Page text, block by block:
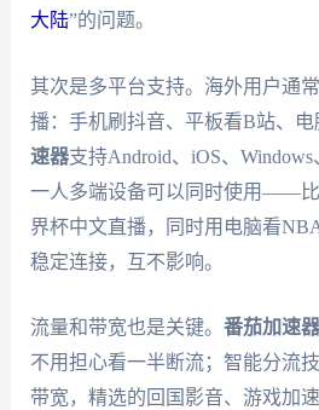
大陆”的问题。
其次是多平台支持。海外用户通
播：手机刷抖音、平板看B站、电
速器支持Android、iOS、
一人多端设备可以同时使用——
界杯中文直播，同时用电脑看
稳定连接，互不影响。
流量和带宽也是关键。 番茄加速器
不用担心看一半断流；智能分流
带宽，精选的回国影音、游戏加